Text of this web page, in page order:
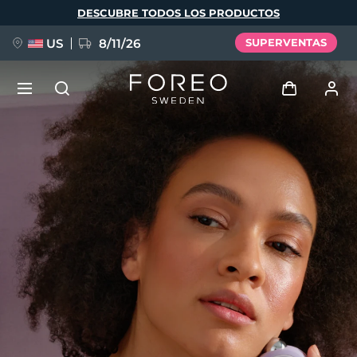
DESCUBRE TODOS LOS PRODUCTOS
US 8/11/26 SUPERVENTAS
Iniciar sesión
Perfil de usuario
Mis dispositivos
Mis pedidos
Mis direcciones
Mis suscripciones
NUEVO
FAQ™ Pure Beauty-Tech Elixir
BREAKING NEWS
issa™ Teeth Whitening Set
Idioma
English Deutsch
Español
Français
Italiano
Português
Polski
Svenska
Русский
Türkçe
简体中文 繁體中文